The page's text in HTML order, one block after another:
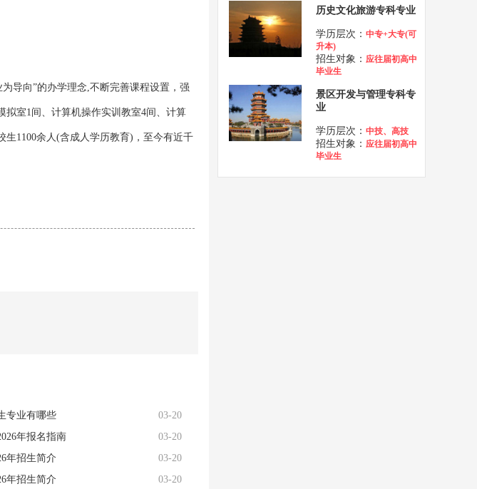
导向”的办学理念,不断完善课程设置，强
室1间、计算机操作实训教室4间、计算
1100余人(含成人学历教育)，至今有近千
专业有哪些
03-20
年报名指南
03-20
年招生简介
03-20
年招生简介 03-20
历史文化旅游专科专业
学历层次： 中专+大专(可
升本)
招生对象： 应往届初高中
毕业生
景区开发与管理专科专
业
学历层次： 中技、高技
招生对象： 应往届初高中
毕业生